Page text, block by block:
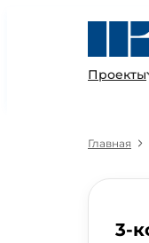
Проекты
Главная
3-